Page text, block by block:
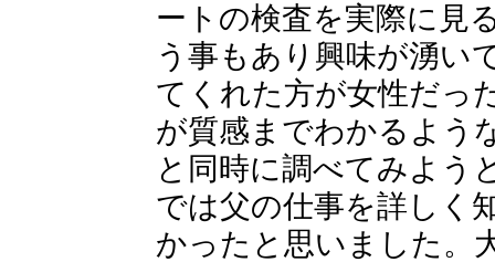
ートの検査を実際に見
う事もあり興味が湧い
てくれた方が女性だっ
が質感までわかるよう
と同時に調べてみよう
では父の仕事を詳しく
かったと思いました。